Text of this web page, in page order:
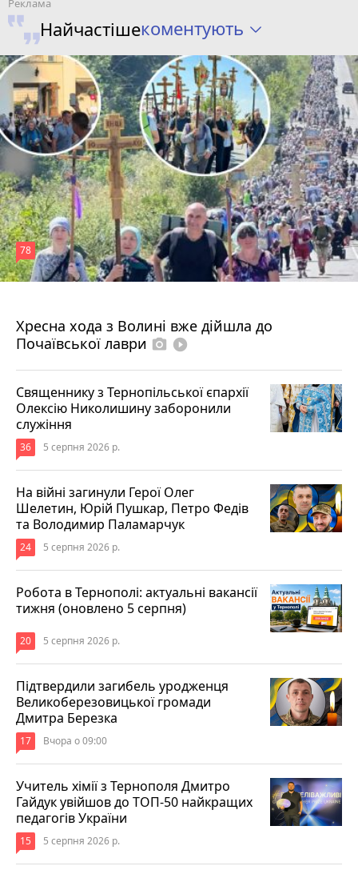
Найчастішекоментують
Хресна хода з Волині вже дійшла до
Почаївської лаври photo_camera play_circle_filled
78
Священнику з Тернопільської єпархії
Олексію Николишину заборонили
служіння
36 5 серпня 2026 р.
На війні загинули Герої Олег
Шелетин, Юрій Пушкар, Петро Федів
та Володимир Паламарчук
24 5 серпня 2026 р.
Робота в Тернополі: актуальні вакансії
тижня (оновлено 5 серпня)
20 5 серпня 2026 р.
Підтвердили загибель уродженця
Великоберезовицької громади
Дмитра Березка
17 Вчора о 09:00
Учитель хімії з Тернополя Дмитро
Гайдук увійшов до ТОП-50 найкращих
педагогів України
15 5 серпня 2026 р.